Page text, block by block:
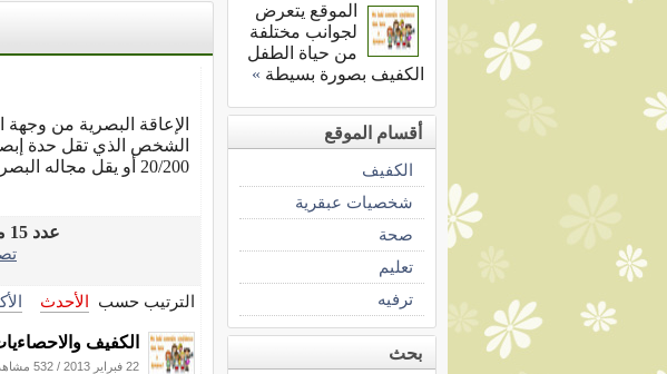
الإعاقة البصرية من
20/200 أو يقل مجاله البصري عن زاوية مقدارها 20 درجة
عدد 15 مقال تحت قسم
الترتيب حسب الأحدث
الكفيف
22 فبراير 2013 / 532 مشاهدة
الموقع يتعرض
لجوانب مختلفة
من حياة الطفل
الكفيف بصورة بسيطة »
أقسام الموقع
الكفيف
شخصيات عبقرية
صحة
تعليم
ترفيه
بحث